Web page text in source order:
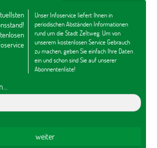
Unser Infoservice liefert Ihnen in
periodischen Abständen Informationen
rund um die Stadt Zeltweg. Um von
unserem kostenlosen Service Gebrauch
zu machen, geben Sie einfach Ihre Daten
ein und schon sind Sie auf unserer
Abonnentenliste!